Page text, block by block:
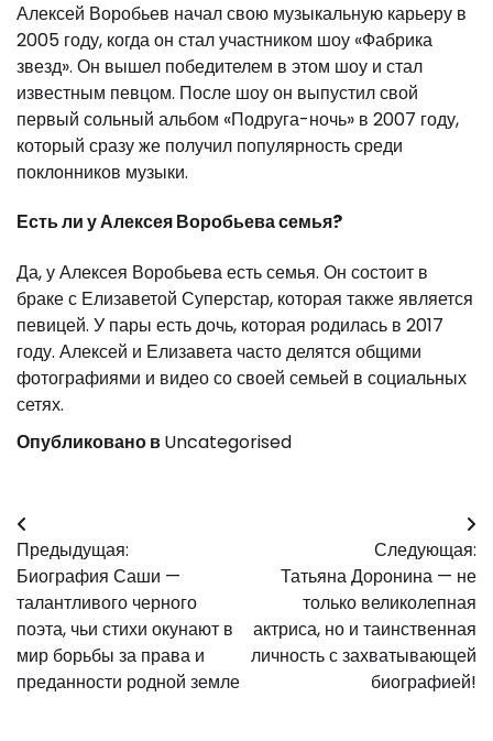
Алексей Воробьев начал свою музыкальную карьеру в
2005 году, когда он стал участником шоу «Фабрика
звезд». Он вышел победителем в этом шоу и стал
известным певцом. После шоу он выпустил свой
первый сольный альбом «Подруга-ночь» в 2007 году,
который сразу же получил популярность среди
поклонников музыки.
Есть ли у Алексея Воробьева семья?
Да, у Алексея Воробьева есть семья. Он состоит в
браке с Елизаветой Суперстар, которая также является
певицей. У пары есть дочь, которая родилась в 2017
году. Алексей и Елизавета часто делятся общими
фотографиями и видео со своей семьей в социальных
сетях.
Опубликовано вUncategorised
Навигация
по
записям
Предыдущая:
Биография Саши —
талантливого черного
поэта, чьи стихи окунают в
мир борьбы за права и
преданности родной земле
Следующая:
Татьяна Доронина — не
только великолепная
актриса, но и таинственная
личность с захватывающей
биографией!